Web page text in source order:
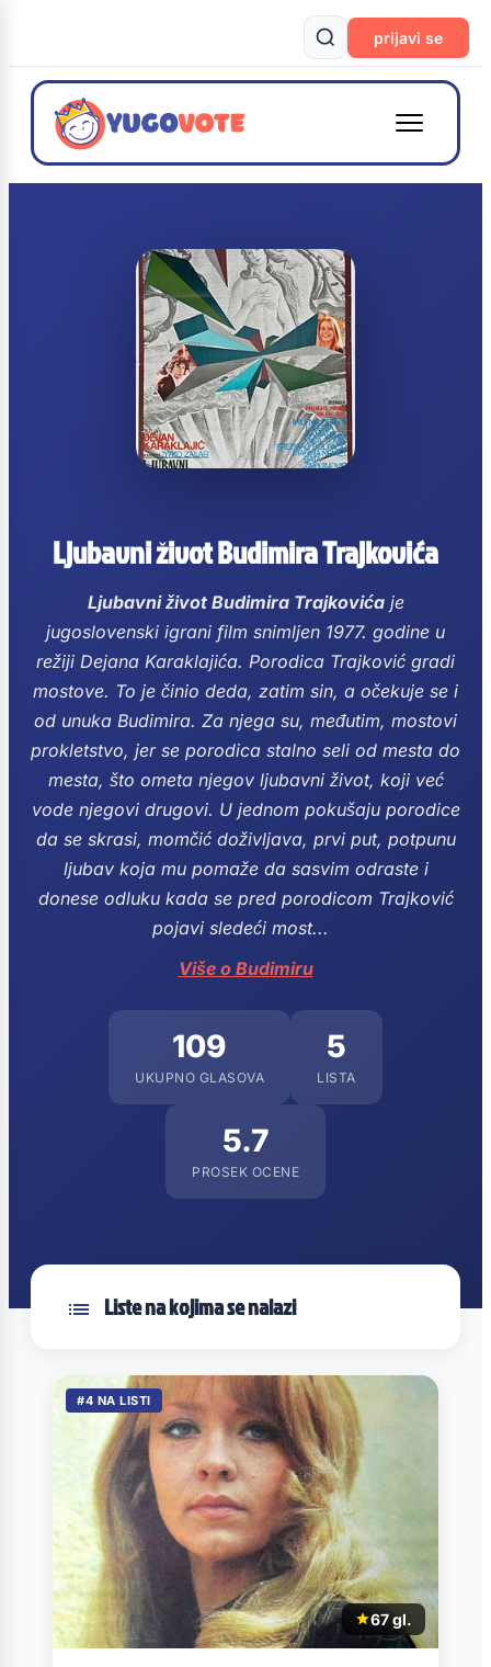
prijavi se
Ljubavni život Budimira Trajkovića
Ljubavni život Budimira Trajkovićaje
jugoslovenski igrani film snimljen 1977. godine u
režiji Dejana Karaklajića. Porodica Trajković gradi
mostove. To je činio deda, zatim sin, a očekuje se i
od unuka Budimira. Za njega su, međutim, mostovi
prokletstvo, jer se porodica stalno seli od mesta do
mesta, što ometa njegov ljubavni život, koji već
vode njegovi drugovi. U jednom pokušaju porodice
da se skrasi, momčić doživljava, prvi put, potpunu
ljubav koja mu pomaže da sasvim odraste i
donese odluku kada se pred porodicom Trajković
pojavi sledeći most...
Više o Budimiru
109
UKUPNO GLASOVA
5
LISTA
5.7
PROSEK OCENE
Liste na kojima se nalazi
#4 NA LISTI
67 gl.